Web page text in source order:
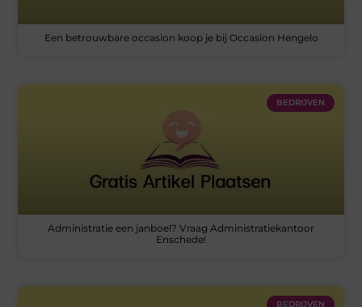
Een betrouwbare occasion koop je bij Occasion Hengelo
BEDRIJVEN
Administratie een janboel? Vraag Administratiekantoor
Enschede!
BEDRIJVEN